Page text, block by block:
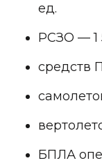
ед.
РСЗО — 1
средств
БПЛА